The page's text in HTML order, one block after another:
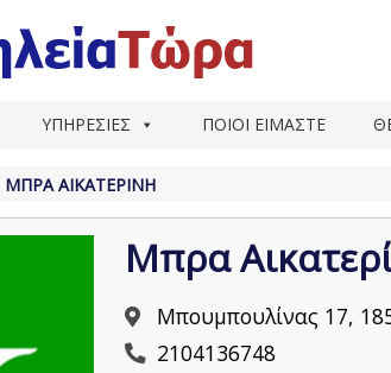
ΥΠΗΡΕΣΙΕΣ ΠΟΙΟΙ ΕΙΜΑΣΤΕ
ΜΠΡΑ ΑΙΚΑΤΕΡΊΝΗ
Μπρα
Μπουμπουλίνας 17,
2104136748